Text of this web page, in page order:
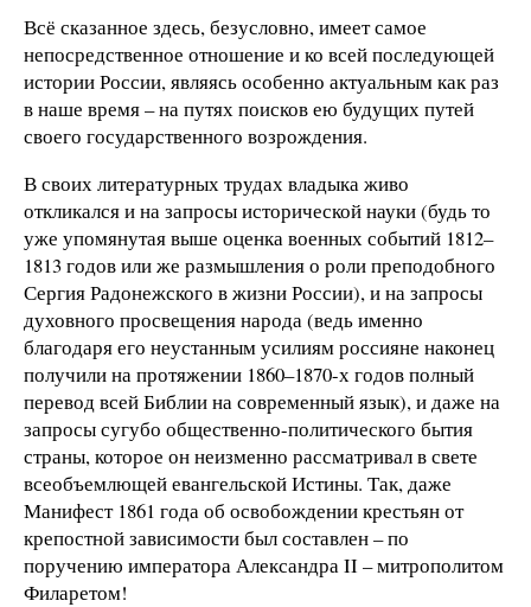
Всё сказанное здесь, безусловно, имеет самое
непосредственное отношение и ко всей последующей
истории России, являясь особенно актуальным как раз
в наше время – на путях поисков ею будущих путей
своего государственного возрождения.
В своих литературных трудах владыка живо
откликался и на запросы исторической науки (будь то
уже упомянутая выше оценка военных событий 1812–
1813 годов или же размышления о роли преподобного
Сергия Радонежского в жизни России), и на запросы
духовного просвещения народа (ведь именно
благодаря его неустанным усилиям россияне наконец
получили на протяжении 1860–1870-х годов полный
перевод всей Библии на современный язык), и даже на
запросы сугубо общественно-политического бытия
страны, которое он неизменно рассматривал в свете
всеобъемлющей евангельской Истины. Так, даже
Манифест 1861 года об освобождении крестьян от
крепостной зависимости был составлен – по
поручению императора Александра II – митрополитом
Филаретом!